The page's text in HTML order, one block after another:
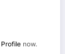
now.